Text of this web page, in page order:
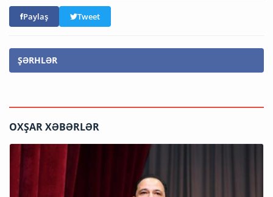
Paylaş Tweet
ŞƏRHLƏR
OXŞAR XƏBƏRLƏR